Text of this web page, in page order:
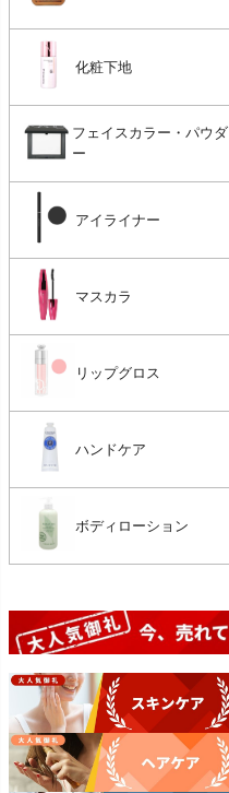
化粧下地
フェイスカラー・パウダ
ー
アイライナー
マスカラ
リップグロス
ハンドケア
ボディローション